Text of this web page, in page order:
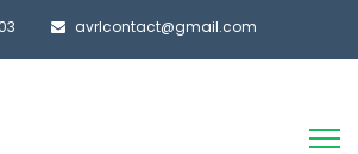
avrlcontact@gmail.com